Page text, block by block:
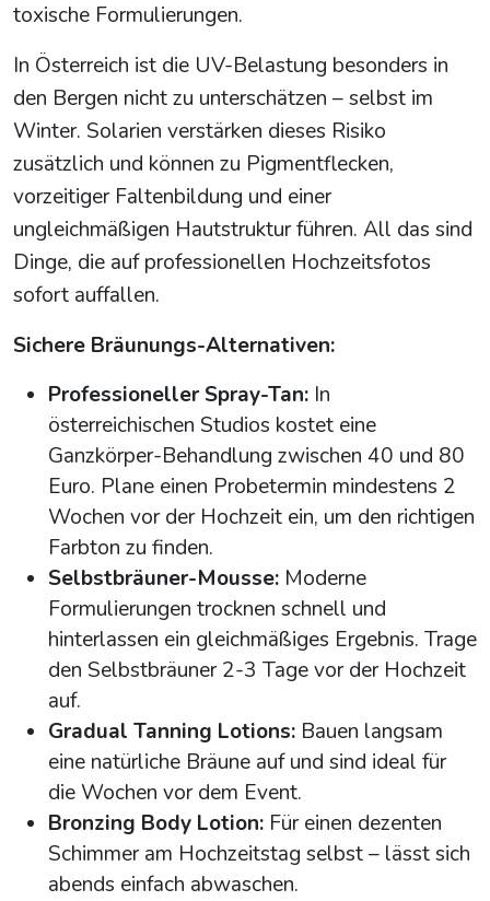
toxische Formulierungen.
In Österreich ist die UV-Belastung besonders in
den Bergen nicht zu unterschätzen – selbst im
Winter. Solarien verstärken dieses Risiko
zusätzlich und können zu Pigmentflecken,
vorzeitiger Faltenbildung und einer
ungleichmäßigen Hautstruktur führen. All das sind
Dinge, die auf professionellen Hochzeitsfotos
sofort auffallen.
Sichere Bräunungs-Alternativen:
Professioneller Spray-Tan: In
österreichischen Studios kostet eine
Ganzkörper-Behandlung zwischen 40 und 80
Euro. Plane einen Probetermin mindestens 2
Wochen vor der Hochzeit ein, um den richtigen
Farbton zu finden.
Selbstbräuner-Mousse: Moderne
Formulierungen trocknen schnell und
hinterlassen ein gleichmäßiges Ergebnis. Trage
den Selbstbräuner 2-3 Tage vor der Hochzeit
auf.
Gradual Tanning Lotions: Bauen langsam
eine natürliche Bräune auf und sind ideal für
die Wochen vor dem Event.
Bronzing Body Lotion: Für einen dezenten
Schimmer am Hochzeitstag selbst – lässt sich
abends einfach abwaschen.